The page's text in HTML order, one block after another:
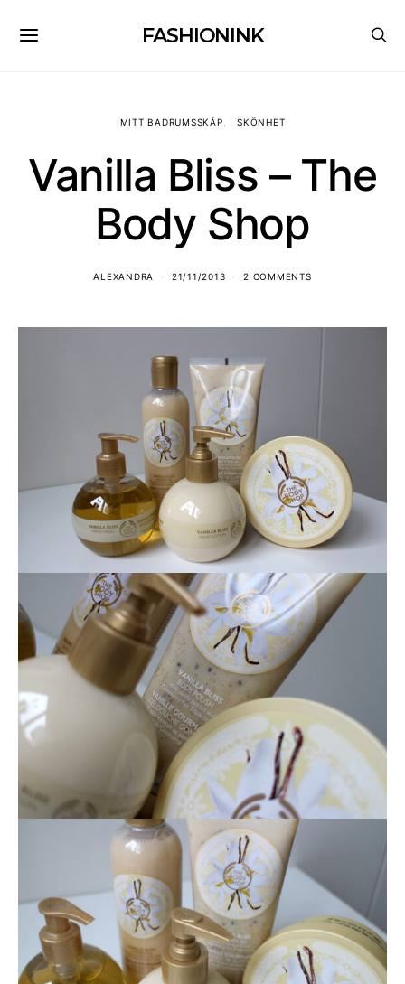
FASHIONINK
MITT BADRUMSSKÅP SKÖNHET
Vanilla Bliss – The
Body Shop
ALEXANDRA 21/11/2013 2 COMMENTS